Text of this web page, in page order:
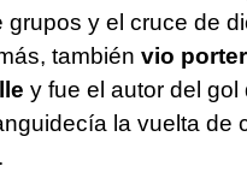
grupos y el cruce de
también vio
y fue el autor del gol
la vuelta de
.